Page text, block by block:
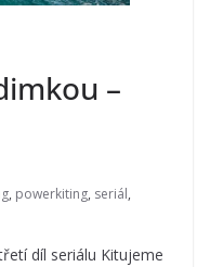
–
, powerkiting, seriál,
díl seriálu Kitujeme